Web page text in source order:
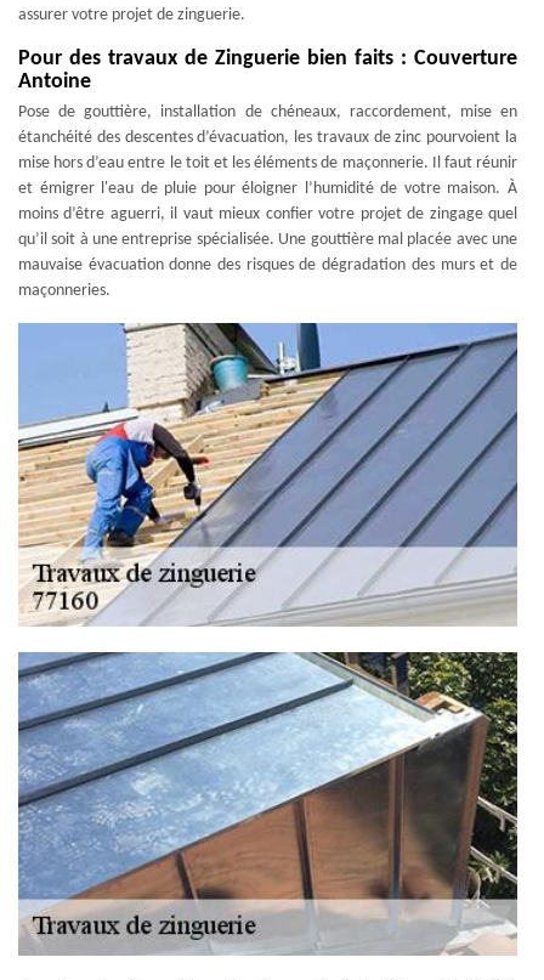
assurer votre projet de zinguerie.
Pour des travaux de Zinguerie bien faits : Couverture
Antoine
Pose de gouttière, installation de chéneaux, raccordement, mise en
étanchéité des descentes d’évacuation, les travaux de zinc pourvoient la
mise hors d’eau entre le toit et les éléments de maçonnerie. Il faut réunir
et émigrer l'eau de pluie pour éloigner l’humidité de votre maison. À
moins d’être aguerri, il vaut mieux confier votre projet de zingage quel
qu’il soit à une entreprise spécialisée. Une gouttière mal placée avec une
mauvaise évacuation donne des risques de dégradation des murs et de
maçonneries.